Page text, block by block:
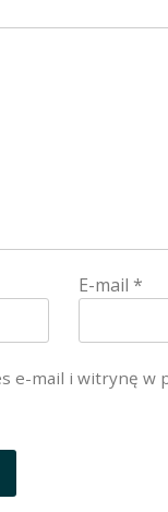
E-mail *
e-mail i witrynę w